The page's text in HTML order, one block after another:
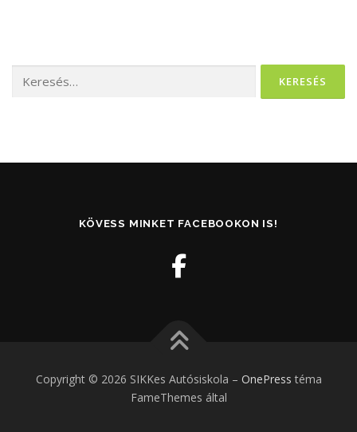
KÖVESS MINKET FACEBOOKON IS!
Copyright © 2026 SIKKes Autósiskola – OnePress téma
FameThemes által